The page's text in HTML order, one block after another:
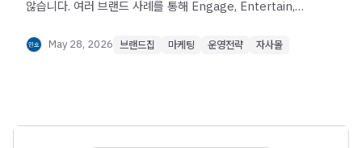
않습니다. 여러 브랜드 사례를 통해 Engage, Entertain,
브랜드 몰입, 리뷰·태그 유도, 구매 전환을 만드는 인스타그램
May 28, 2026 브랜드집 마케팅 운영전략 자사몰